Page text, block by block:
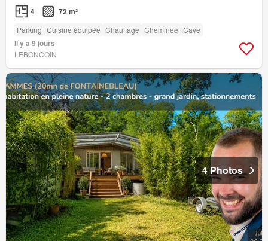
4 72 m²
Parking Cuisine équipée Chauffage Cheminée Cave
Il y a 9 jours
LEBONCOIN
4 Photos